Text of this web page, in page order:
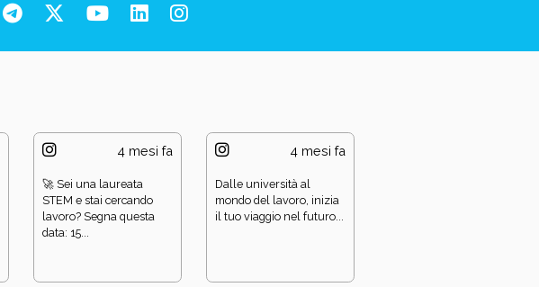
4 mesi fa
🚀 Sei una laureata
STEM e stai cercando
lavoro? Segna questa
data: 15...
4 mesi fa
Dalle università al
mondo del lavoro, inizia
il tuo viaggio nel futuro...